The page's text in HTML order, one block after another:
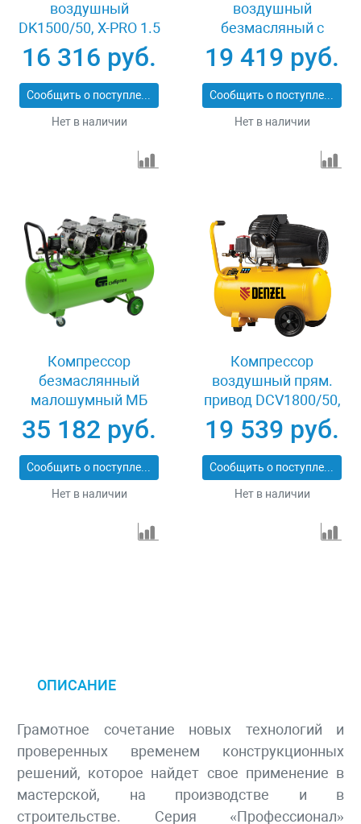
воздушный
DK1500/50, Х-PRO 1.5
кВт, 230 л/мин, 50 л
Denzel 58064
16 316 руб.
Сообщить о поступлении
Нет в наличии
воздушный
безмасляный с
набором аксессуаров
Зубр КП-200-24 Н6
19 419 руб.
Сообщить о поступлении
Нет в наличии
Компрессор
безмаслянный
малошумный МБ
2250/100, 2250 Вт,
100л, 400 л/мин
Сибртех 58008
35 182 руб.
Сообщить о поступлении
Нет в наличии
Компрессор
воздушный прям.
привод DCV1800/50,
1,8 кВт, 50 литров,
320 л/мин Denzel
58168
19 539 руб.
Сообщить о поступлении
Нет в наличии
ОПИСАНИЕ
Грамотное сочетание новых технологий и
проверенных временем конструкционных
решений, которое найдет свое применение в
мастерской, на производстве и в
строительстве. Серия «Профессионал»